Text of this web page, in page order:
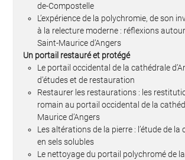
de-Compostelle
L’expérience de la polychromie, de son
à la relecture moderne : réflexions
Saint-Maurice d’Angers
Un portail restauré et protégé
Le portail occidental de la cathédrale
d’études et de restauration
Restaurer les restaurations : les
romain au portail occidental de la
Maurice d’Angers
Les altérations de la pierre : l’étude de
en sels solubles
Le nettoyage du portail polychromé de